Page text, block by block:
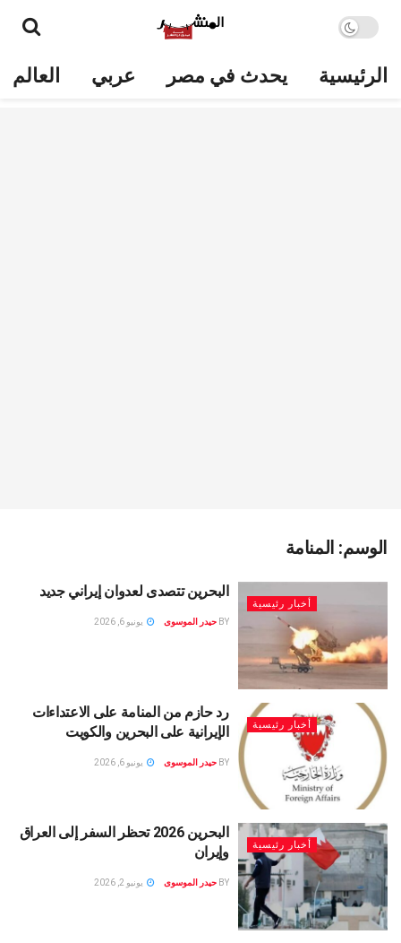
الرئيسية يحدث في مصر عربي العالم
الوسم: المنامة
أخبار رئيسية
البحرين تتصدى لعدوان إيراني جديد
BY حيدر الموسوى يونيو 6, 2026
أخبار رئيسية
رد حازم من المنامة على الاعتداءات
الإيرانية على البحرين والكويت
BY حيدر الموسوى يونيو 6, 2026
أخبار رئيسية
البحرين 2026 تحظر السفر إلى العراق
وإيران
BY حيدر الموسوى يونيو 2, 2026